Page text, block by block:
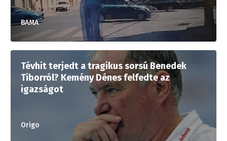
BAMA
Tévhit terjedt a tragikus sorsú Benedek
Tiborról? Kemény Dénes felfedte az
igazságot
Origo